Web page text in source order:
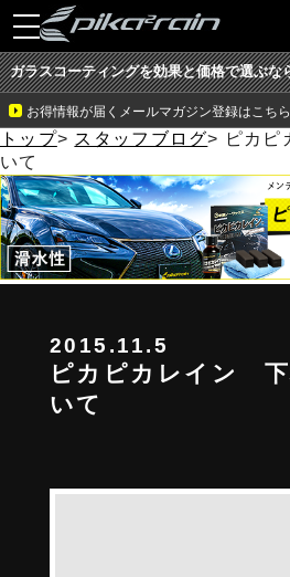
toggle
navigation
ガラスコーティングを効果と価格で選ぶな
お得情報が届くメールマガジン登録はこちら
トップ> スタッフブログ> ピカ
いて
2015.11.5
ピカピカレイン 下
いて